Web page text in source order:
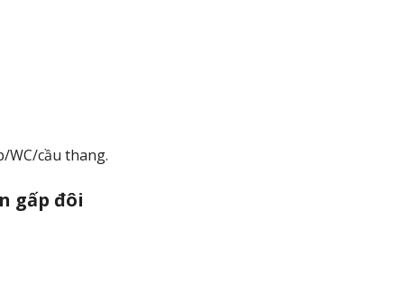
WC/cầu thang.
gấp đôi